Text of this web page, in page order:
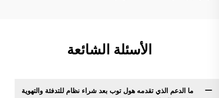
الأسئلة الشائعة
ما الدعم الذي تقدمه هول توب بعد شراء نظام للتدفئة والتهوية